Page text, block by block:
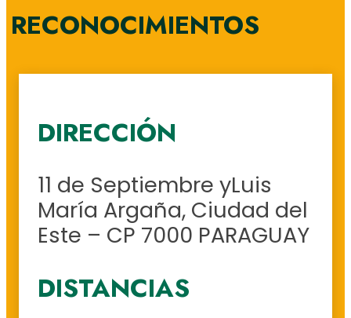
RECONOCIMIENTOS
DIRECCIÓN
11 de Septiembre yLuis
María Argaña, Ciudad del
Este – CP 7000 PARAGUAY
DISTANCIAS